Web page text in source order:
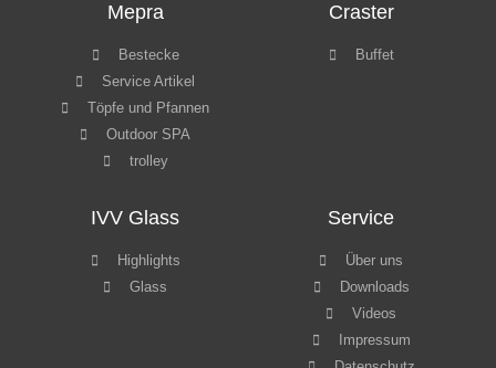
Mepra
Bestecke
Service Artikel
Töpfe und Pfannen
Outdoor SPA
trolley
Craster
Buffet
IVV Glass
Highlights
Glass
Service
Über uns
Downloads
Videos
Impressum